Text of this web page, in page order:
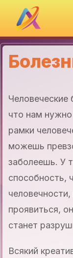
что нам
рамки
можешь
заболеешь. У
способность,
проявиться,
станет
Всякий